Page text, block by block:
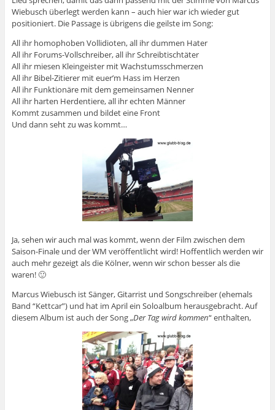
Wiebusch überlegt werden kann – auch hier war ich wieder gut
positioniert. Die Passage is übrigens die geilste im Song:
All ihr homophoben Vollidioten, all ihr dummen Hater
All ihr Forums-Vollschreiber, all ihr Schreibtischtäter
All ihr miesen Kleingeister mit Wachstumsschmerzen
All ihr Bibel-Zitierer mit euer’m Hass im Herzen
All ihr Funktionäre mit dem gemeinsamen Nenner
All ihr harten Herdentiere, all ihr echten Männer
Kommt zusammen und bildet eine Front
Und dann seht zu was kommt…
Ja, sehen wir auch mal was kommt, wenn der Film zwischen dem
Saison-Finale und der WM veröffentlicht wird! Hoffentlich werden wir
auch mehr gezeigt als die Kölner, wenn wir schon besser als die
waren! 🙂
Marcus Wiebusch ist Sänger, Gitarrist und Songschreiber (ehemals
Band “Kettcar”) und hat im April ein Soloalbum herausgebracht. Auf
diesem Album ist auch der Song „Der Tag wird kommen“ enthalten,